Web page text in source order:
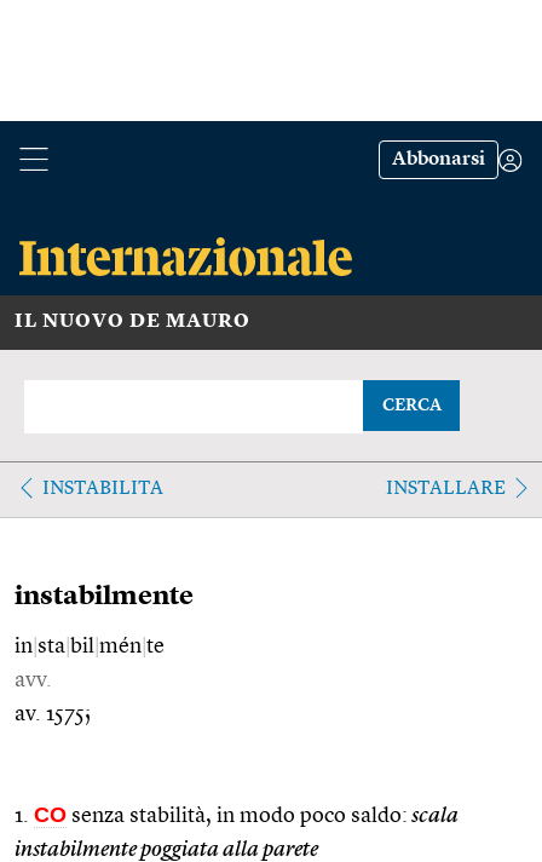
Abbonarsi
IL NUOVO DE MAURO
CERCA
INSTABILITA INSTALLARE
instabilmente
in sta bil mén te
avv.
av. 1575;
1. CO senza stabilità, in modo poco saldo: scala
instabilmente poggiata alla parete